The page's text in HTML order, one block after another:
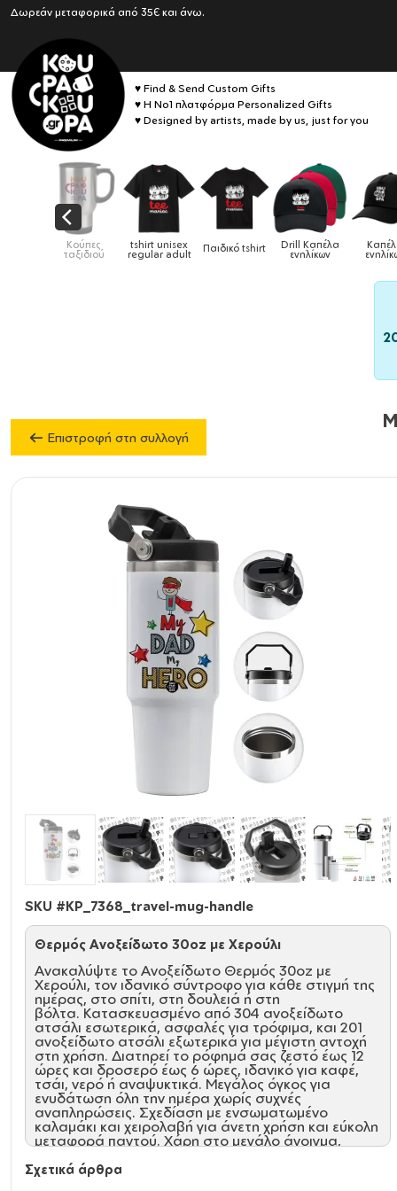
Δωρεάν μεταφορικά από 35€ και άνω.
♥ Find & Send Custom Gifts
♥ Η No1 πλατφόρμα Personalized Gifts
♥ Designed by artists, made by us, just for you
Κούπες
ταξιδιού
tshirt unisex
regular adult Παιδικό tshirt Drill Καπέλα
ενηλίκων
Επιστροφή στη συλλογή
SKU #KP_7368_travel-mug-handle
Θερμός Ανοξείδωτο 30oz με Χερούλι
Ανακαλύψτε το Ανοξείδωτο Θερμός 30oz με
Χερούλι, τον ιδανικό σύντροφο για κάθε στιγμή της
ημέρας, στο σπίτι, στη δουλειά ή στη
βόλτα. Κατασκευασμένο από 304 ανοξείδωτο
ατσάλι εσωτερικά, ασφαλές για τρόφιμα, και 201
ανοξείδωτο ατσάλι εξωτερικά για μέγιστη αντοχή
στη χρήση. Διατηρεί το ρόφημά σας ζεστό έως 12
ώρες και δροσερό έως 6 ώρες, ιδανικό για καφέ,
τσάι, νερό ή αναψυκτικά. Μεγάλος όγκος για
ενυδάτωση όλη την ημέρα χωρίς συχνές
αναπληρώσεις. Σχεδίαση με ενσωματωμένο
καλαμάκι και χειρολαβή για άνετη χρήση και εύκολη
μεταφορά παντού. Χάρη στο μεγάλο άνοιγμα,
Σχετικά άρθρα